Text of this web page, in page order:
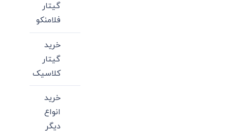
گیتار
فلامنکو
خرید
گیتار
کلاسیک
خرید
انواع
دیگر